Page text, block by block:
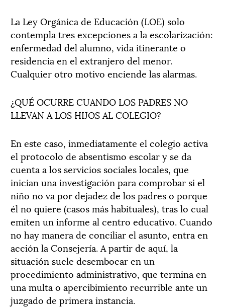
La Ley Orgánica de Educación (LOE) solo
contempla tres excepciones a la escolarización:
enfermedad del alumno, vida itinerante o
residencia en el extranjero del menor.
Cualquier otro motivo enciende las alarmas.
¿QUÉ OCURRE CUANDO LOS PADRES NO
LLEVAN A LOS HIJOS AL COLEGIO?
En este caso, inmediatamente el colegio activa
el protocolo de absentismo escolar y se da
cuenta a los servicios sociales locales, que
inician una investigación para comprobar si el
niño no va por dejadez de los padres o porque
él no quiere (casos más habituales), tras lo cual
emiten un informe al centro educativo. Cuando
no hay manera de conciliar el asunto, entra en
acción la Consejería. A partir de aquí, la
situación suele desembocar en un
procedimiento administrativo, que termina en
una multa o apercibimiento recurrible ante un
juzgado de primera instancia.